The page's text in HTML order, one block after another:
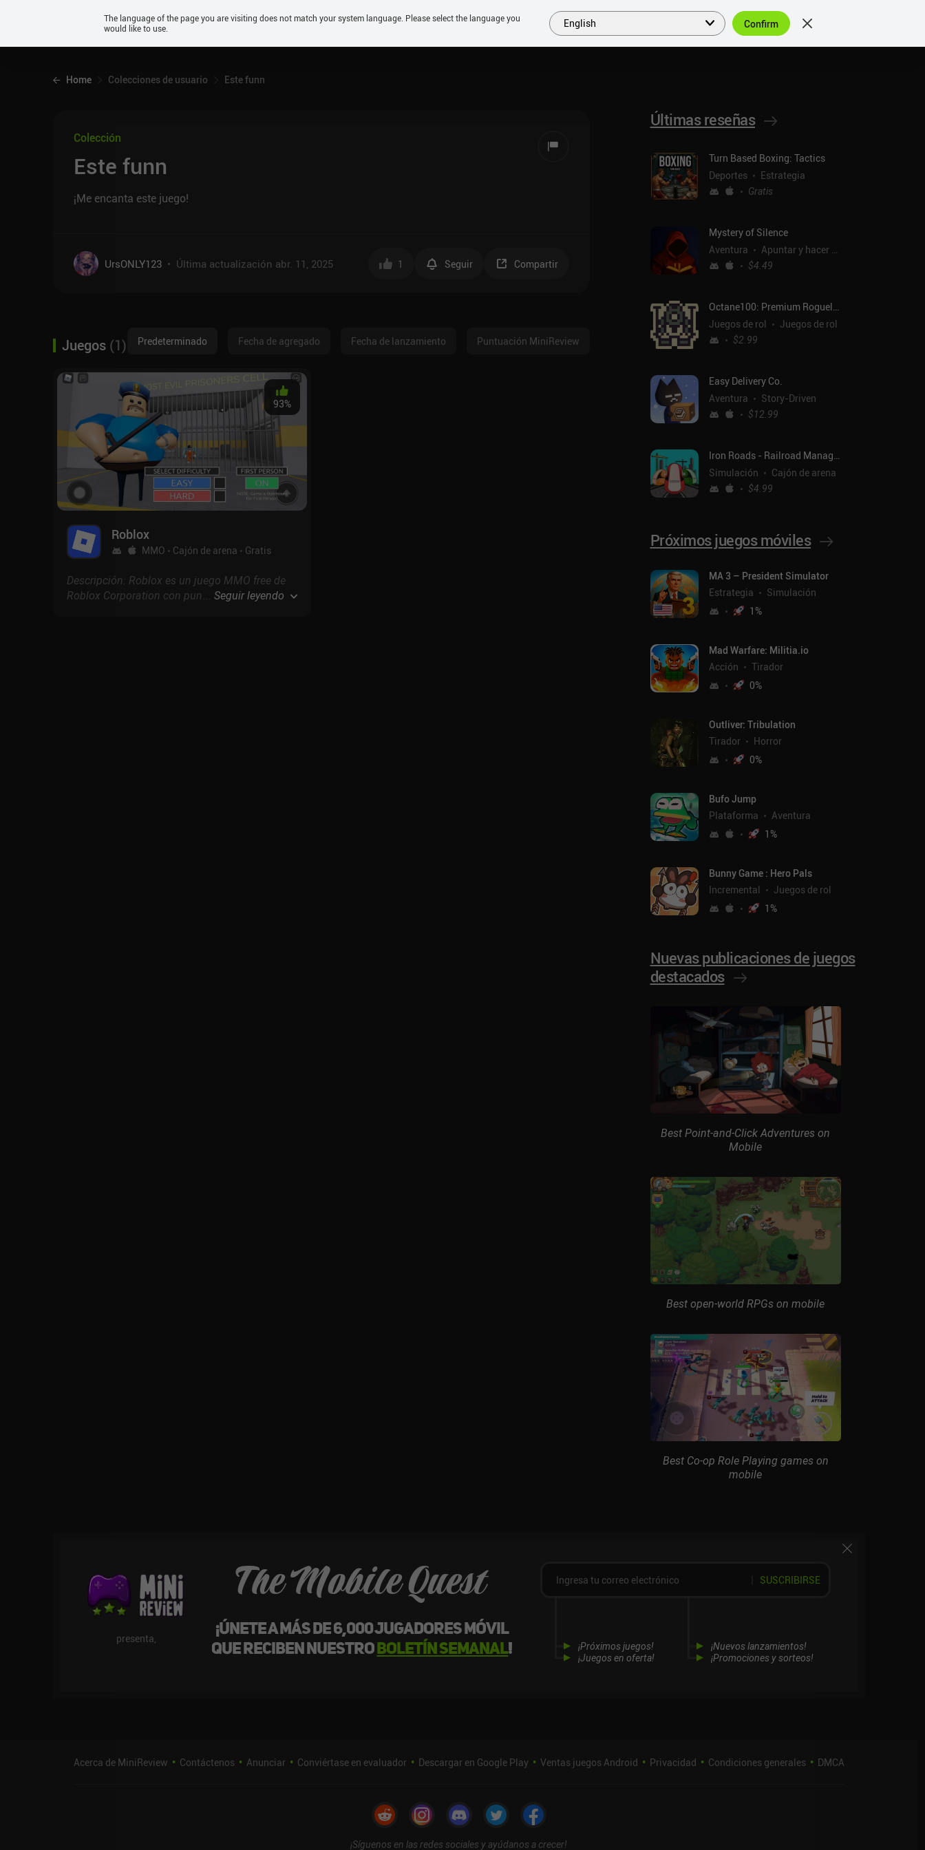
Android
PRÓXIMOS SIMILARES COLECCIONES TOP ES
Home Colecciones de usuario Este funn
Colección
Este funn
¡Me encanta este juego!
UrsONLY123• Última actualización abr. 11, 2025 1 Seguir Compartir
Juegos (1) Predeterminado Fecha de agregado Fecha de lanzamiento Puntuación MiniReview
Roblox
MMO Cajón de arena Gratis
93%
Descripción: Roblox es un juego MMO free de
Roblox Corporation con puntuación de 4.2 en
... Seguir leyendo
Últimas reseñas
Turn Based Boxing: Tactics
Deportes
Estrategia
Gratis
Mystery of Silence
Aventura
Apuntar y hacer clic
$4.49
Octane100: Premium Roguelike
Juegos de rol
Juegos de rol
$2.99
Easy Delivery Co.
Aventura
Story-Driven
$12.99
Iron Roads - Railroad Manager
Simulación
Cajón de arena
$4.99
Próximos juegos móviles
MA 3 – President Simulator
Estrategia
Simulación
1%
Mad Warfare: Militia.io
Acción
Tirador
0%
Outliver: Tribulation
Tirador
Horror
0%
Bufo Jump
Plataforma
Aventura
1%
Bunny Game : Hero Pals
Incremental
Juegos de rol
1%
Nuevas publicaciones de juegos
destacados
Best Point-and-Click Adventures on
Mobile
Best open-world RPGs on mobile
Best Co-op Role Playing games on
mobile
presenta,
The Mobile Quest
¡Únete a más de 6,000 jugadores móvil
que reciben nuestroboletín semanal!
¡Próximos juegos!
¡Juegos en oferta!
¡Nuevos lanzamientos!
¡Promociones y sorteos!
SUSCRIBIRSE
Acerca de MiniReview Contáctenos Anunciar Conviértase en evaluador Descargar en Google Play Ventas juegos Android Privacidad Condiciones generales DMCA
¡Síguenos en las redes sociales y ayúdanos a crecer!
The language of the page you are visiting does not match your system language. Please select the language you
would like to use.
English Confirm